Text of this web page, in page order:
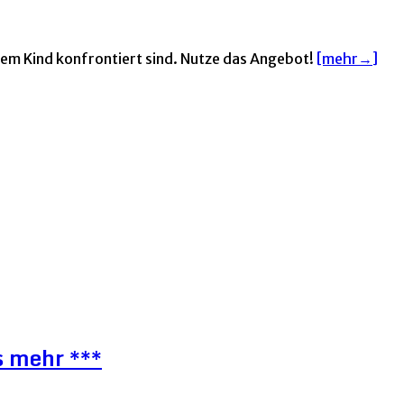
Kind konfrontiert sind. Nutze das Angebot! [mehr→]
mehr ***